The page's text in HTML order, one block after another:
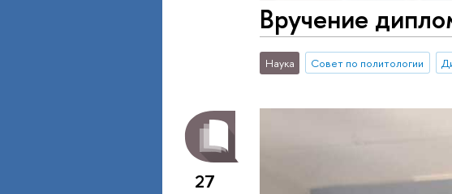
Вручение
Наука Совет по политологии
27